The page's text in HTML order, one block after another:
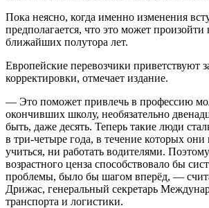
Пока неясно, когда именно изменения
предполагается, что это может произойти
ближайших полутора лет.
Европейские перевозчики приветствуют
корректировки, отмечает издание.
— Это поможет привлечь в профессию
окончивших школу, необязательно
быть, даже десять. Теперь такие люди
в три-четыре года, в течение которых они
учиться, ни работать водителями.
возрастного ценза способствовало бы
проблемы, было бы шагом вперёд, —
Дрижас, генеральный секретарь
транспорта и логистики.